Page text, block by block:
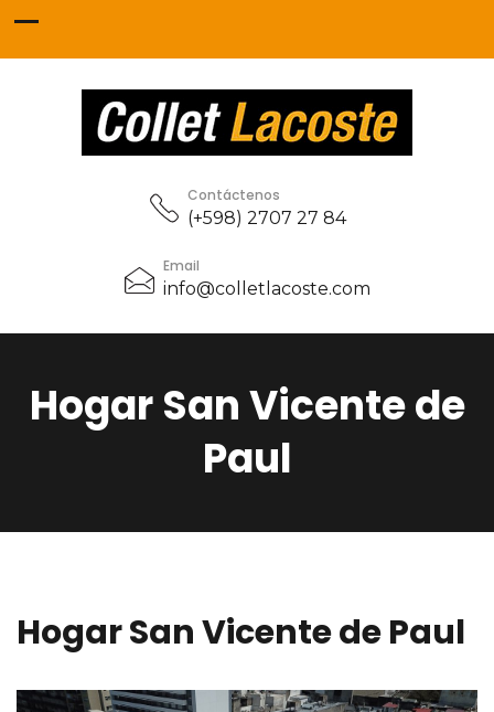
Contáctenos
(+598) 2707 27 84
Email
info@colletlacoste.com
Hogar San Vicente de
Paul
Hogar San Vicente de Paul